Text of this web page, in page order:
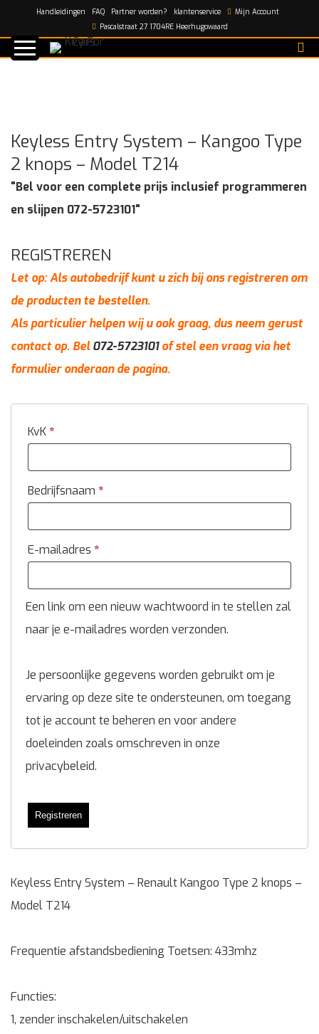
Handleidingen FAQ Partner worden? klantenservice
Mijn Account
Pascalstraat 27 1704RE Heerhugowaard
Home/shop/ Keyless Entry System – Kangoo Type 2
knops – Model T214
Keyless Entry System – Kangoo Type
2 knops – Model T214
"Bel voor een complete prijs inclusief programmeren
en slijpen 072-5723101"
REGISTREREN
Let op: Als autobedrijf kunt u zich bij ons registreren om
de producten te bestellen.
Als particulier helpen wij u ook graag, dus neem gerust
contact op. Bel072-5723101of stel een vraag via het
formulier onderaan de pagina.
KvK *
Bedrijfsnaam *
E-mailadres *
Een link om een nieuw wachtwoord in te stellen zal
naar je e-mailadres worden verzonden.
Je persoonlijke gegevens worden gebruikt om je
ervaring op deze site te ondersteunen, om toegang
tot je account te beheren en voor andere
doeleinden zoals omschreven in onze
privacybeleid.
Registreren
Keyless Entry System – Renault Kangoo Type 2 knops –
Model T214
Frequentie afstandsbediening Toetsen: 433mhz
Functies:
1, zender inschakelen/uitschakelen